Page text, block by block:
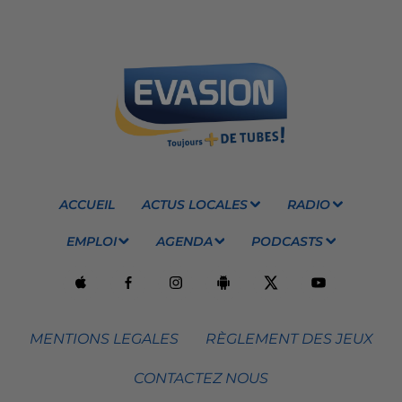
ACCUEIL ACTUS LOCALES RADIO
EMPLOI AGENDA PODCASTS
MENTIONS LEGALES RÈGLEMENT DES JEUX
CONTACTEZ NOUS